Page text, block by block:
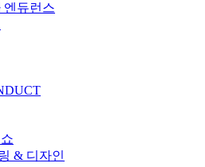
엔듀런스
& 디자인